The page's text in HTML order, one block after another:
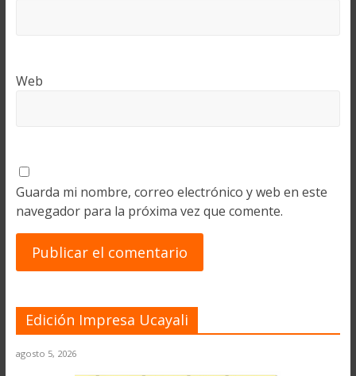
Web
Guarda mi nombre, correo electrónico y web en este
navegador para la próxima vez que comente.
Edición Impresa Ucayali
agosto 5, 2026